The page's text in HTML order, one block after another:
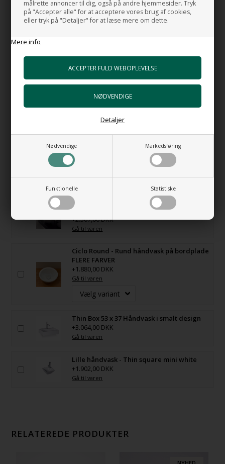
målrette annoncer til dig, også på andre hjemmesider. Tryk
på "Accepter alle" for at acceptere vores brug af cookies,
eller tryk på "Detaljer" for at læse mere om dette.
Mere info
Nødvendige Markedsføring
Funktionelle Statistiske
Detaljer
New Filo - Lille håndvask i hvid porcelæn
+3.679,00 DKK
Gå til varen
Oval fritstående håndvask i porcelæn -
Ovale Due
+2.488,00 DKK
Ovale White 60 - Oval håndvask til
bordplade
Gå til varen
Oval håndvask - OVU til placering på
bordplade
+2.307,00 DKK
Gå til varen
Ciclo Round - Rund håndvask på bordplade
FLERE FARVER
+1.880,00 DKK
Gå til varen
Thin Box 53 x 37 Håndvask i smalt design
+3.064,00 DKK
Gå til varen
Lille håndvask - Thin square mini white
+1.902,00 DKK
Gå til varen
RELATEREDE PRODUKTER